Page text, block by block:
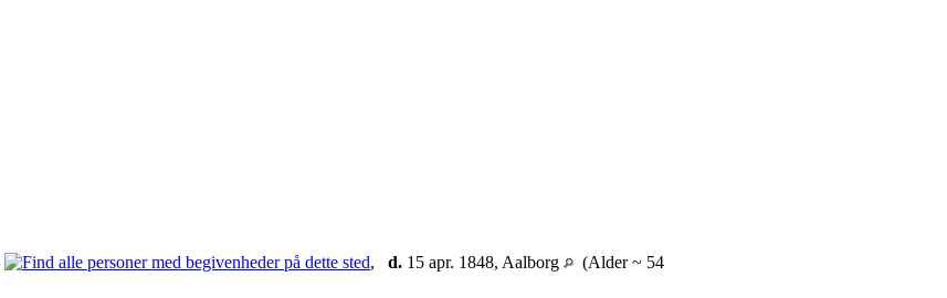
, d. 15 apr. 1848, Aalborg
(Alder ~ 54